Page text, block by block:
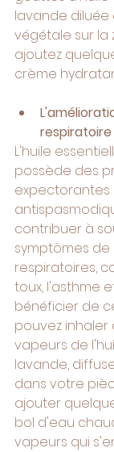
lavande diluée
végétale sur la
ajoutez
crème
respiratoire
L'huile
possède des
expectorantes
contribuer à
symptômes
respiratoires,
toux, l'asthme
bénéficier de
pouvez
vapeurs de
lavande,
dans votre
ajouter
bol d'eau
vapeurs qui